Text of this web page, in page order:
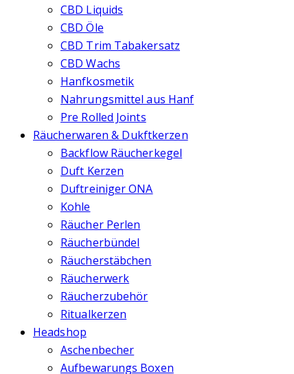
CBD Liquids
CBD Öle
CBD Trim Tabakersatz
CBD Wachs
Hanfkosmetik
Nahrungsmittel aus Hanf
Pre Rolled Joints
Räucherwaren & Dukftkerzen
Backflow Räucherkegel
Duft Kerzen
Duftreiniger ONA
Kohle
Räucher Perlen
Räucherbündel
Räucherstäbchen
Räucherwerk
Räucherzubehör
Ritualkerzen
Headshop
Aschenbecher
Aufbewarungs Boxen